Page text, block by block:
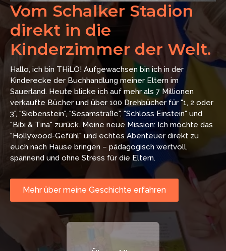
Vom Schalker Stadion
direkt in die
Kinderzimmer der Welt.
Hallo, ich bin THiLO! Aufgewachsen bin ich in der
Kinderecke der Buchhandlung meiner Eltern im
Sauerland. Heute blicke ich auf mehr als 7 Millionen
verkaufte Bücher und über 100 Drehbücher für "1, 2 oder
3", "Siebenstein", "Sesamstraße", "Schloss Einstein" und
"Bibi & Tina" zurück. Meine neue Mission: Ich möchte das
"Hollywood-Gefühl" und echtes Abenteuer direkt zu
euch nach Hause bringen – pädagogisch wertvoll,
spannend und ohne Stress für die Eltern.
Mehr über meine Geschichte erfahren